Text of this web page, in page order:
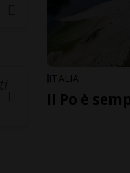
ITALIA
Il Po è